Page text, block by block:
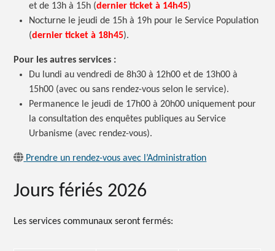
et de 13h à 15h (dernier ticket à 14h45)
Nocturne le jeudi de 15h à 19h pour le Service Population
(dernier ticket à 18h45).
Pour les autres services :
Du lundi au vendredi de 8h30 à 12h00 et de 13h00 à
15h00 (avec ou sans rendez-vous selon le service).
Permanence le jeudi de 17h00 à 20h00 uniquement pour
la consultation des enquêtes publiques au Service
Urbanisme (avec rendez-vous).
Prendre un rendez-vous avec l’Administration
Jours fériés 2026
Les services communaux seront fermés: